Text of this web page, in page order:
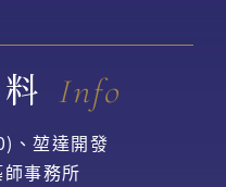
Info
、堃達開發
事務所